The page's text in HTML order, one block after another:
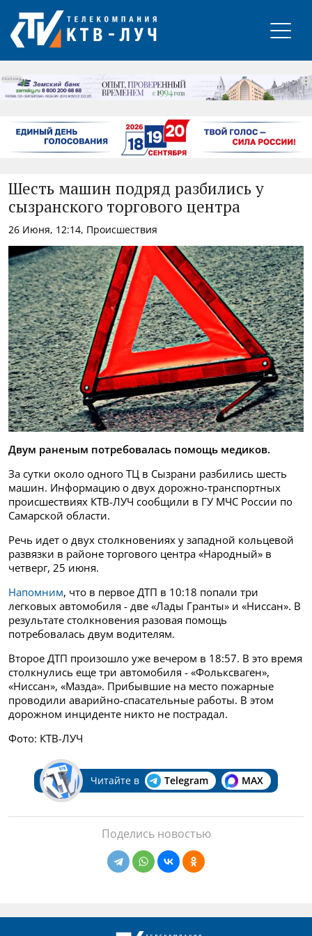
РЕКЛАМА
Шесть машин подряд разбились у
сызранского торгового центра
26 Июня, 12:14, Происшествия
Двум раненым потребовалась помощь медиков.
За сутки около одного ТЦ в Сызрани разбились шесть
машин. Информацию о двух дорожно-транспортных
происшествиях КТВ-ЛУЧ сообщили в ГУ МЧС России по
Самарской области.
Речь идет о двух столкновениях у западной кольцевой
развязки в районе торгового центра «Народный» в
четверг, 25 июня.
Напомним, что в первое ДТП в 10:18 попали три
легковых автомобиля - две «Лады Гранты» и «Ниссан». В
результате столкновения разовая помощь
потребовалась двум водителям.
Второе ДТП произошло уже вечером в 18:57. В это время
столкнулись еще три автомобиля - «Фольксваген»,
«Ниссан», «Мазда». Прибывшие на место пожарные
проводили аварийно-спасательные работы. В этом
дорожном инциденте никто не пострадал.
Фото: КТВ-ЛУЧ
Читайте в Telegram MAX
Поделись новостью